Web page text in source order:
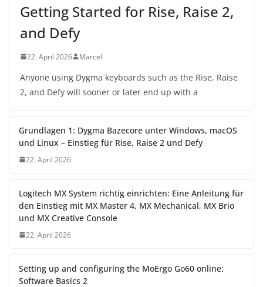
Getting Started for Rise, Raise 2,
and Defy
22. April 2026 Marcel
Anyone using Dygma keyboards such as the Rise, Raise
2, and Defy will sooner or later end up with a
Grundlagen 1: Dygma Bazecore unter Windows, macOS
und Linux – Einstieg für Rise, Raise 2 und Defy
22. April 2026
Logitech MX System richtig einrichten: Eine Anleitung für
den Einstieg mit MX Master 4, MX Mechanical, MX Brio
und MX Creative Console
22. April 2026
Setting up and configuring the MoErgo Go60 online:
Software Basics 2